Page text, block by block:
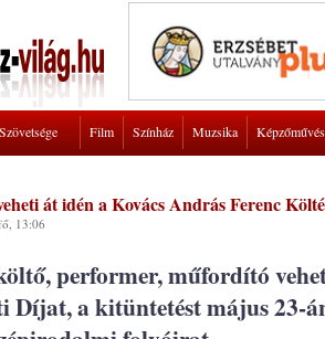
Film Színház Muzsika
át idén a Kovács András Ferenc
13:06
performer, műfordító
Díjat, a kitüntetést május 23-